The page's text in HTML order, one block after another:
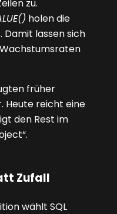
zu.
holen die
Damit lassen sich
früher
Heute reicht eine
den Rest im
Zufall
wählt SQL